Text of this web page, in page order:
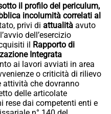
il profilo del periculum,
incolumità correlati al
privi di attualità avuto
dell’esercizio
il Rapporto di
Integrata
ai lavori avviati in area
o criticità di rilievo
attività che dovranno
delle articolate
rese dai competenti enti e